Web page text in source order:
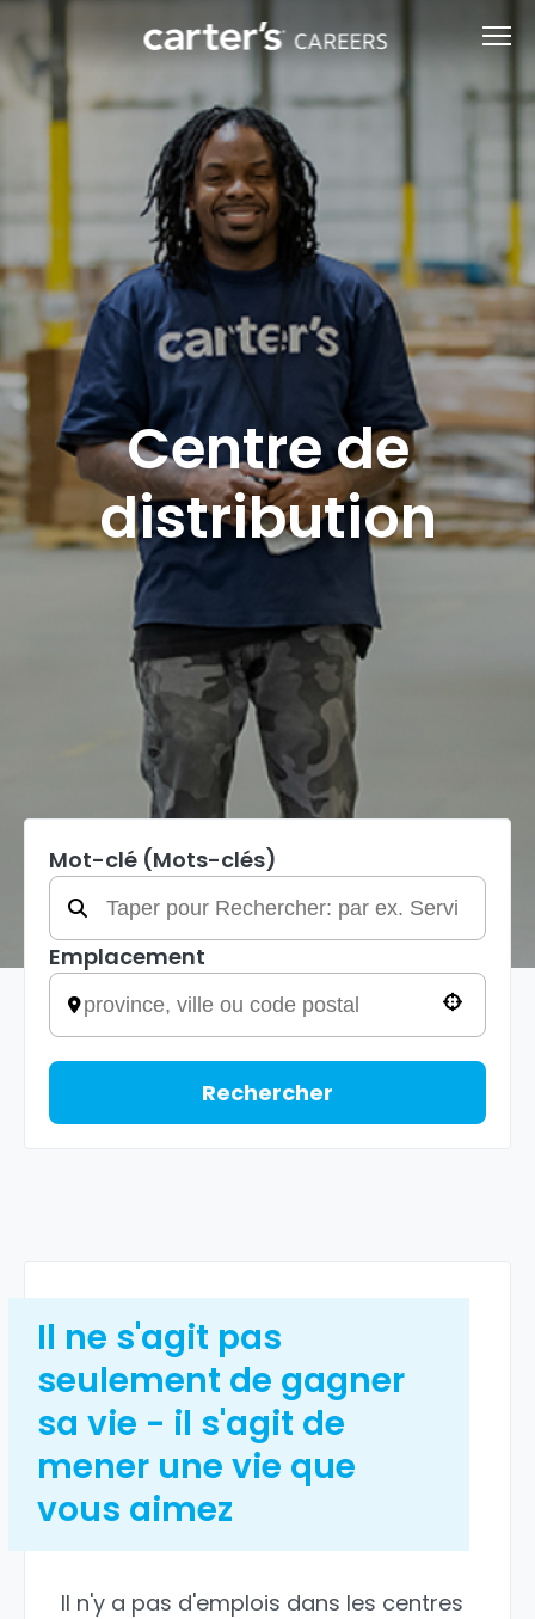
Centre de
distribution
Mot-clé (Mots-clés)
Emplacement
Rechercher
Il ne s'agit pas
seulement de gagner
sa vie - il s'agit de
mener une vie que
vous aimez
Il n'y a pas d'emplois dans les centres